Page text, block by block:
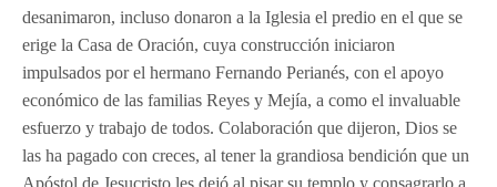
desanimaron, incluso donaron a la Iglesia el predio en el que se
erige la Casa de Oración, cuya construcción iniciaron
impulsados por el hermano Fernando Perianés, con el apoyo
económico de las familias Reyes y Mejía, a como el invaluable
esfuerzo y trabajo de todos. Colaboración que dijeron, Dios se
las ha pagado con creces, al tener la grandiosa bendición que un
Apóstol de Jesucristo les dejó al pisar su templo y consagrarlo a